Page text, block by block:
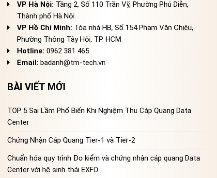
VP Hà Nội: Tầng 2, Số 110 Trần Vỹ, Phường Phú Diễn,
Thành phố Hà Nội
VP Hồ Chí Minh: Tòa nhà HB, Số 154 Phạm Văn Chiêu,
Phường Thông Tây Hội, TP. HCM
Hotline: 0962 381 465
Email: badanh@tm-tech.vn
BÀI VIẾT MỚI
TOP 5 Sai Lầm Phổ Biến Khi Nghiệm Thu Cáp Quang Data
Center
Chứng Nhận Cáp Quang Tier-1 và Tier-2
Chuẩn hóa quy trình Đo kiểm và chứng nhận cáp quang Data
Center với hệ sinh thái EXFO